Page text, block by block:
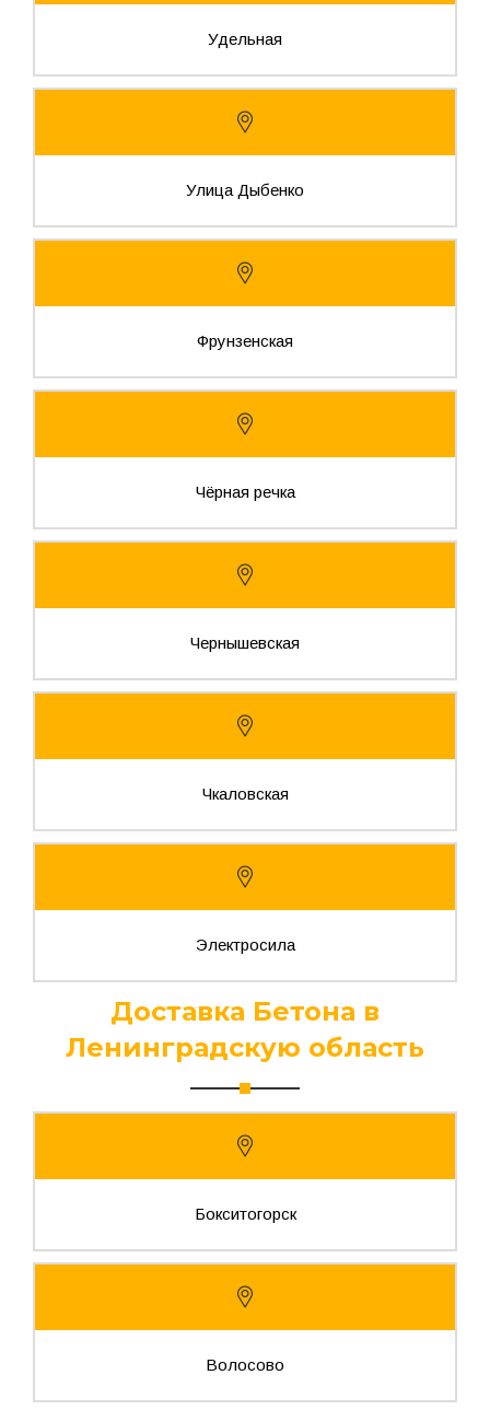
Удельная
Улица Дыбенко
Фрунзенская
Чёрная речка
Чернышевская
Чкаловская
Электросила
Доставка Бетона в
Ленинградскую область
Бокситогорск
Волосово